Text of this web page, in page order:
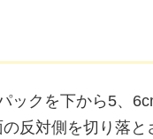
ックを下から5、
反対側を切り落と